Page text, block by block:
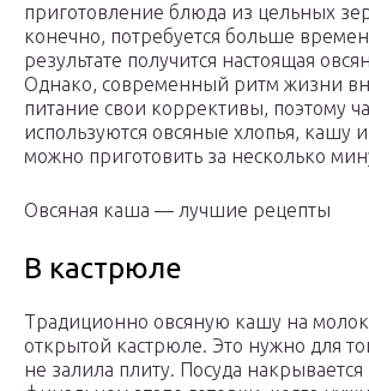
приготовление блюда из цельных
конечно, потребуется больше
результате получится настоящая
Однако, современный ритм жизни
питание свои коррективы, поэтому
используются овсяные хлопья, кашу
можно приготовить за несколько
Овсяная каша — лучшие рецепты
В кастрюле
Традиционно овсяную кашу на
открытой кастрюле. Это нужно для
не залила плиту. Посуда